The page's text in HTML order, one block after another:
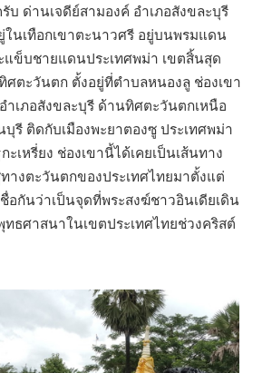
บ ด่านเจดีย์สามองค์ อำเภอสังขละบุรี
ในเทือกเขาตะนาวศรี อยู่บนพรมแดน
แข็บชายแดนประเทศพม่า เขตสิ้นสุด
ตะวันตก ตั้งอยู่ที่ตำบลหนองลู ช่องเขา
ำเภอสังขละบุรี ด้านทิศตะวันตกเหนือ
รี ติดกับเมืองพะยาตองซู ประเทศพม่า
เหรี่ยง ช่องเขานี้ได้เคยเป็นเส้นทาง
างตะวันตกของประเทศไทยมาตั้งแต่
อกันว่าเป็นจุดที่พระสงฆ์ชาวอินเดียเดิน
ทธศาสนาในเขตประเทศไทยช่วงคริสต์